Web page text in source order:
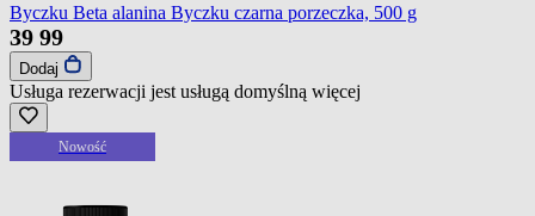
Byczku Beta alanina Byczku czarna porzeczka, 500 g
39 99
Dodaj
Usługa rezerwacji jest usługą domyślną więcej
Nowość